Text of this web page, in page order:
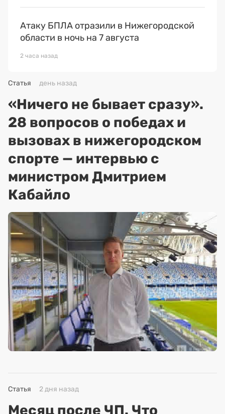
Атаку БПЛА отразили в Нижегородской
области в ночь на 7 августа
2 часа назад
Статья день назад
«Ничего не бывает сразу».
28 вопросов о победах и
вызовах в нижегородском
спорте — интервью с
министром Дмитрием
Кабайло
Статья 2 дня назад
Месяц после ЧП. Что